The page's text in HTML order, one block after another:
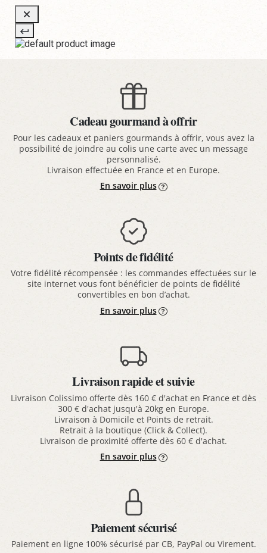
Cadeau gourmand à offrir
Pour les cadeaux et paniers gourmands à offrir, vous avez la
possibilité de joindre au colis une carte avec un message
personnalisé.
Livraison effectuée en France et en Europe.
En savoir plus
Points de fidélité
Votre fidélité récompensée : les commandes effectuées sur le
site internet vous font bénéficier de points de fidélité
convertibles en bon d’achat.
En savoir plus
Livraison rapide et suivie
Livraison Colissimo offerte dès 160 € d'achat en France et dès
300 € d'achat jusqu'à 20kg en Europe.
Livraison à Domicile et Points de retrait.
Retrait à la boutique (Click & Collect).
Livraison de proximité offerte dès 60 € d'achat.
En savoir plus
Paiement sécurisé
Paiement en ligne 100% sécurisé par CB, PayPal ou Virement.